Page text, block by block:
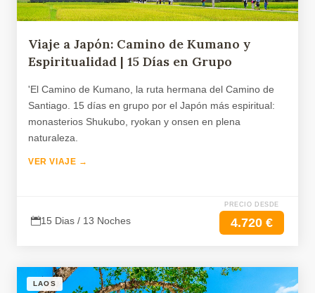
Viaje a Japón: Camino de Kumano y
Espiritualidad | 15 Días en Grupo
'El Camino de Kumano, la ruta hermana del Camino de
Santiago. 15 días en grupo por el Japón más espiritual:
monasterios Shukubo, ryokan y onsen en plena
naturaleza.
VER VIAJE →
15 Dias / 13 Noches
PRECIO DESDE
4.720 €
LAOS